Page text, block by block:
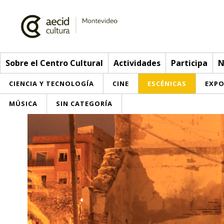
Sobre el Centro Cultural Actividades Participa
CIENCIA Y TECNOLOGÍA CINE ESCÉNICAS
MÚSICA SIN CATEGORÍA
Sobre el Centro Cultural
Red AECID
Equipo
Instalaciones
Visítanos
Actividades
> Ir a Actividades
Esta semana
Inscripciones
Participa
Envíanos tu propuesta
Buzón de sugerencias
Noticias
Convocatorias